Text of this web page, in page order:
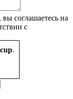
соглашаетесь на
с
cup.